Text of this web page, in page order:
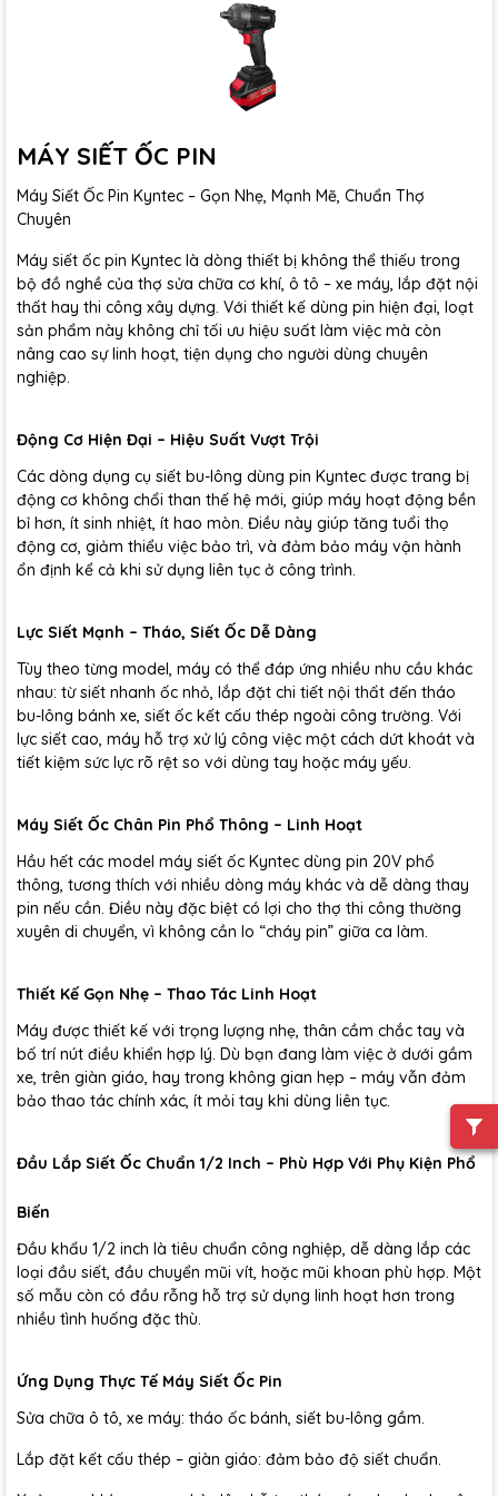
MÁY SIẾT ỐC PIN
Máy Siết Ốc Pin Kyntec – Gọn Nhẹ, Mạnh Mẽ, Chuẩn Thợ
Chuyên
Máy siết ốc pin Kyntec là dòng thiết bị không thể thiếu trong
bộ đồ nghề của thợ sửa chữa cơ khí, ô tô – xe máy, lắp đặt nội
thất hay thi công xây dựng. Với thiết kế dùng pin hiện đại, loạt
sản phẩm này không chỉ tối ưu hiệu suất làm việc mà còn
nâng cao sự linh hoạt, tiện dụng cho người dùng chuyên
nghiệp.
Động Cơ Hiện Đại – Hiệu Suất Vượt Trội
Các dòng dụng cụ siết bu-lông dùng pin Kyntec được trang bị
động cơ không chổi than thế hệ mới, giúp máy hoạt động bền
bỉ hơn, ít sinh nhiệt, ít hao mòn. Điều này giúp tăng tuổi thọ
động cơ, giảm thiểu việc bảo trì, và đảm bảo máy vận hành
ổn định kể cả khi sử dụng liên tục ở công trình.
Lực Siết Mạnh – Tháo, Siết Ốc Dễ Dàng
Tùy theo từng model, máy có thể đáp ứng nhiều nhu cầu khác
nhau: từ siết nhanh ốc nhỏ, lắp đặt chi tiết nội thất đến tháo
bu-lông bánh xe, siết ốc kết cấu thép ngoài công trường. Với
lực siết cao, máy hỗ trợ xử lý công việc một cách dứt khoát và
tiết kiệm sức lực rõ rệt so với dùng tay hoặc máy yếu.
Máy Siết Ốc Chân Pin Phổ Thông – Linh Hoạt
Hầu hết các model máy siết ốc Kyntec dùng pin 20V phổ
thông, tương thích với nhiều dòng máy khác và dễ dàng thay
pin nếu cần. Điều này đặc biệt có lợi cho thợ thi công thường
xuyên di chuyển, vì không cần lo “cháy pin” giữa ca làm.
Thiết Kế Gọn Nhẹ – Thao Tác Linh Hoạt
Máy được thiết kế với trọng lượng nhẹ, thân cầm chắc tay và
bố trí nút điều khiển hợp lý. Dù bạn đang làm việc ở dưới gầm
xe, trên giàn giáo, hay trong không gian hẹp – máy vẫn đảm
bảo thao tác chính xác, ít mỏi tay khi dùng liên tục.
Đầu Lắp Siết Ốc Chuẩn 1/2 Inch – Phù Hợp Với Phụ Kiện Phổ
Biến
Đầu khẩu 1/2 inch là tiêu chuẩn công nghiệp, dễ dàng lắp các
loại đầu siết, đầu chuyển mũi vít, hoặc mũi khoan phù hợp. Một
số mẫu còn có đầu rỗng hỗ trợ sử dụng linh hoạt hơn trong
nhiều tình huống đặc thù.
Ứng Dụng Thực Tế Máy Siết Ốc Pin
Sửa chữa ô tô, xe máy: tháo ốc bánh, siết bu-lông gầm.
Lắp đặt kết cấu thép – giàn giáo: đảm bảo độ siết chuẩn.